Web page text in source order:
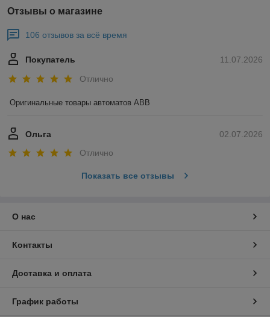
Отзывы о магазине
106 отзывов за всё время
11.07.2026
Покупатель
Отлично
Оригинальные товары автоматов ABB
02.07.2026
Ольга
Отлично
Показать все отзывы
О нас
Контакты
Доставка и оплата
График работы